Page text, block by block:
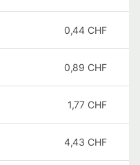
0,44 CHF
0,89 CHF
1,77 CHF
4,43 CHF